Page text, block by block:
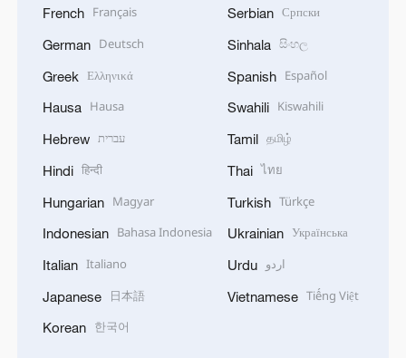
French Français
German Deutsch
Greek Ελληνικά
Hausa Hausa
Hebrew עברית
Hindi हिन्दी
Hungarian Magyar
Indonesian Bahasa Indonesia
Italian Italiano
Japanese 日本語
Korean 한국어
Serbian Српски
Sinhala සිංහල
Spanish Español
Swahili Kiswahili
Tamil தமிழ்
Thai ไทย
Turkish Türkçe
Ukrainian Українська
Urdu اردو
Vietnamese Tiếng Việt